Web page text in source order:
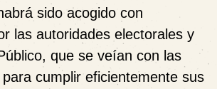
sido acogido con
las autoridades electorales y
que se veían con las
cumplir eficientemente sus